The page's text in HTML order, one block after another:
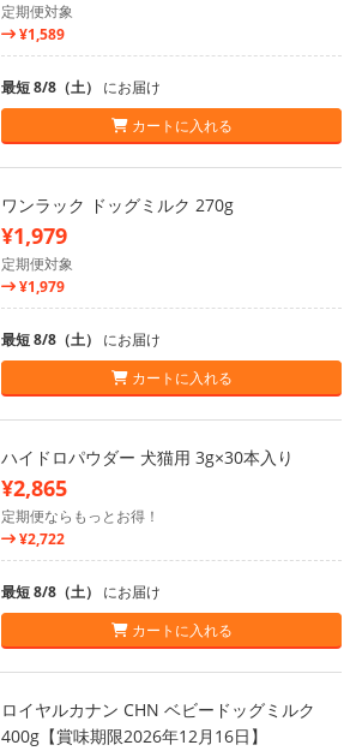
定期便対象
¥1,589
最短 8/8（土） にお届け
カートに入れる
ワンラック ドッグミルク 270g
¥1,979
定期便対象
¥1,979
最短 8/8（土） にお届け
カートに入れる
ハイドロパウダー 犬猫用 3g×30本入り
¥2,865
定期便ならもっとお得！
¥2,722
最短 8/8（土） にお届け
カートに入れる
ロイヤルカナン CHN ベビードッグミルク
400g【賞味期限2026年12月16日】